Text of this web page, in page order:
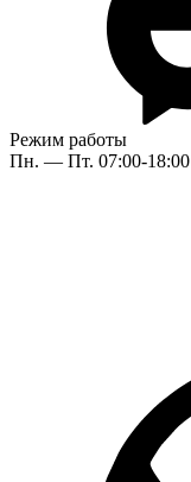
Режим работы
Пн. — Пт. 07:00-18:00